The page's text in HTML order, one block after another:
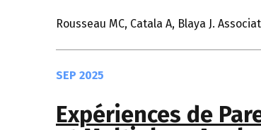
Rousseau MC, Catala A, Blaya J.
SEP 2025
Expériences de